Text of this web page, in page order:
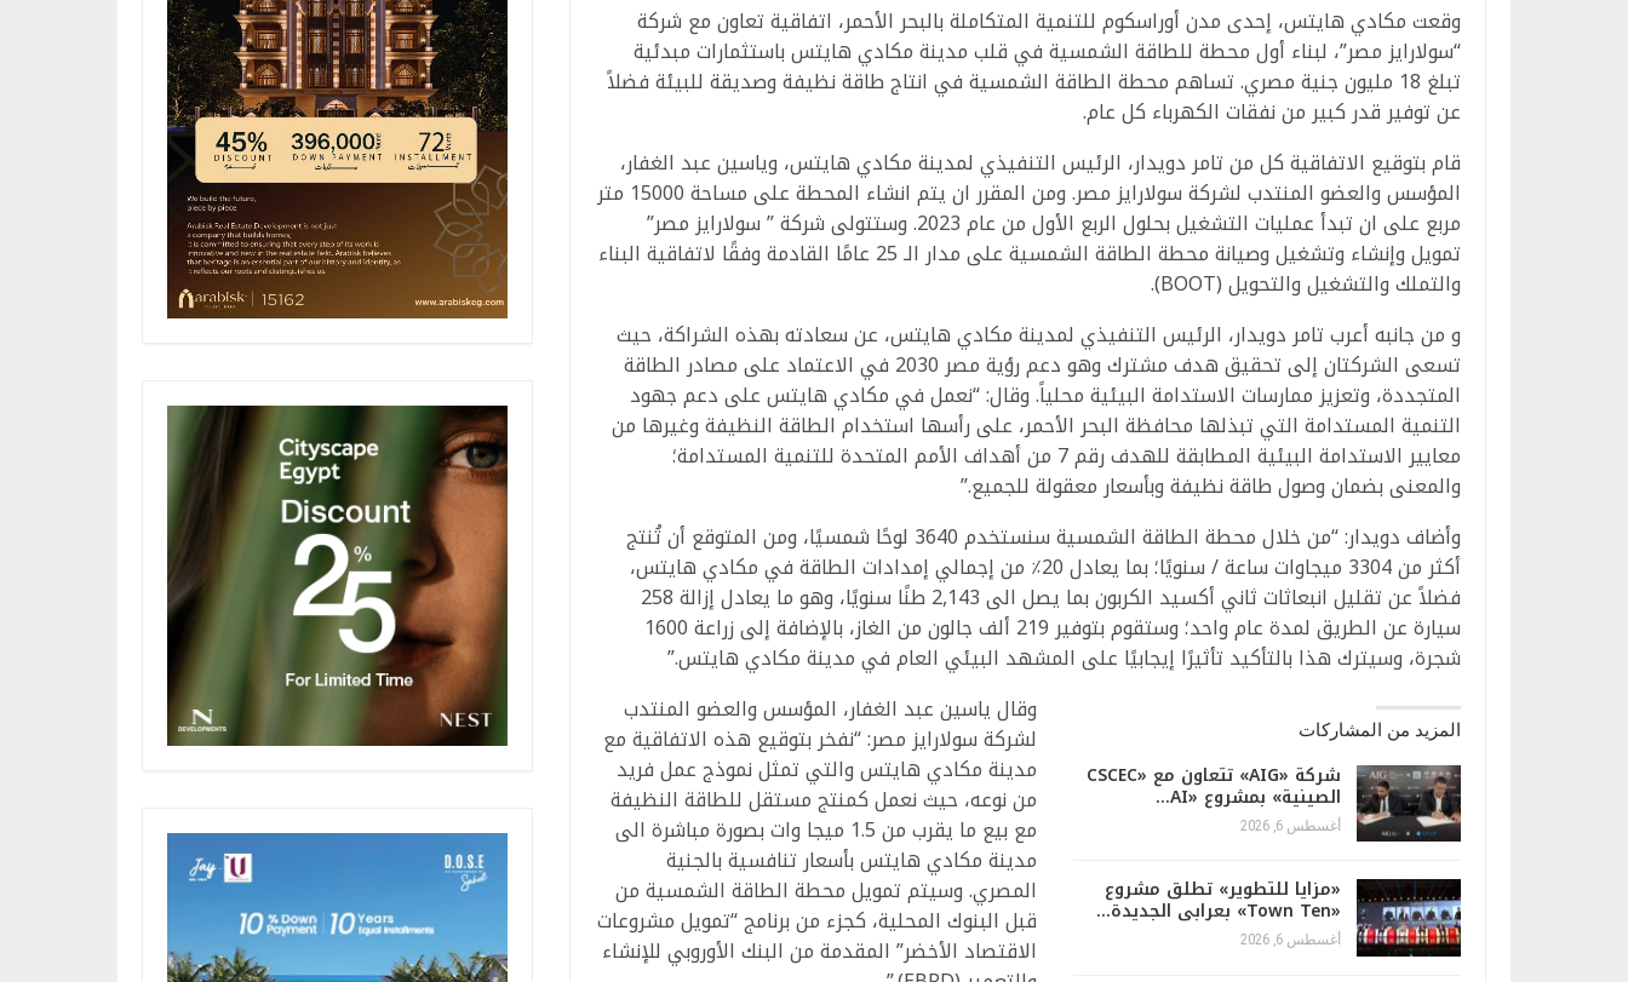
وقعت مكادي هايتس، إحدى مدن أوراسكوم للتنمية المتكاملة بالبحر الأحمر، اتفاقية تعاون مع شركة
“سولارايز مصر”، لبناء أول محطة للطاقة الشمسية في قلب مدينة مكادي هايتس باستثمارات مبدئية
تبلغ 18 مليون جنية مصري. تساهم محطة الطاقة الشمسية في انتاج طاقة نظيفة وصديقة للبيئة فضلاً
عن توفير قدر كبير من نفقات الكهرباء كل عام.
قام بتوقيع الاتفاقية كل من تامر دويدار، الرئيس التنفيذي لمدينة مكادي هايتس، وياسين عبد الغفار،
المؤسس والعضو المنتدب لشركة سولارايز مصر. ومن المقرر ان يتم انشاء المحطة على مساحة 15000 متر
مربع على ان تبدأ عمليات التشغيل بحلول الربع الأول من عام 2023. وستتولى شركة ” سولارايز مصر”
تمويل وإنشاء وتشغيل وصيانة محطة الطاقة الشمسية على مدار الـ 25 عامًا القادمة وفقًا لاتفاقية البناء
والتملك والتشغيل والتحويل (BOOT).
و من جانبه أعرب تامر دويدار، الرئيس التنفيذي لمدينة مكادي هايتس، عن سعادته بهذه الشراكة، حيث
تسعى الشركتان إلى تحقيق هدف مشترك وهو دعم رؤية مصر 2030 في الاعتماد على مصادر الطاقة
المتجددة، وتعزيز ممارسات الاستدامة البيئية محلياً. وقال: “نعمل في مكادي هايتس على دعم جهود
التنمية المستدامة التي تبذلها محافظة البحر الأحمر، على رأسها استخدام الطاقة النظيفة وغيرها من
معايير الاستدامة البيئية المطابقة للهدف رقم 7 من أهداف الأمم المتحدة للتنمية المستدامة؛
والمعنى بضمان وصول طاقة نظيفة وبأسعار معقولة للجميع.”
وأضاف دويدار: “من خلال محطة الطاقة الشمسية سنستخدم 3640 لوحًا شمسيًا، ومن المتوقع أن تُنتج
أكثر من 3304 ميجاوات ساعة / سنويًا؛ بما يعادل 20٪ من إجمالي إمدادات الطاقة في مكادي هايتس،
فضلاً عن تقليل انبعاثات ثاني أكسيد الكربون بما يصل الى 2,143 طنًا سنويًا، وهو ما يعادل إزالة 258
سيارة عن الطريق لمدة عام واحد؛ وستقوم بتوفير 219 ألف جالون من الغاز، بالإضافة إلى زراعة 1600
شجرة، وسيترك هذا بالتأكيد تأثيرًا إيجابيًا على المشهد البيئي العام في مدينة مكادي هايتس.”
المزيد من المشاركات
شركة «AIG» تتعاون مع «CSCEC
الصينية» بمشروع «AI…
أغسطس 6, 2026
«مزايا للتطوير» تطلق مشروع
«Town Ten» بعرابى الجديدة…
أغسطس 6, 2026
وقال ياسين عبد الغفار، المؤسس والعضو المنتدب
لشركة سولارايز مصر: “نفخر بتوقيع هذه الاتفاقية مع
مدينة مكادي هايتس والتي تمثل نموذج عمل فريد
من نوعه، حيث نعمل كمنتج مستقل للطاقة النظيفة
مع بيع ما يقرب من 1.5 ميجا وات بصورة مباشرة الى
مدينة مكادي هايتس بأسعار تنافسية بالجنية
المصري. وسيتم تمويل محطة الطاقة الشمسية من
قبل البنوك المحلية، كجزء من برنامج “تمويل مشروعات
الاقتصاد الأخضر” المقدمة من البنك الأوروبي للإنشاء